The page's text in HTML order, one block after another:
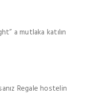
a mutlaka katılın
Regale hostelin